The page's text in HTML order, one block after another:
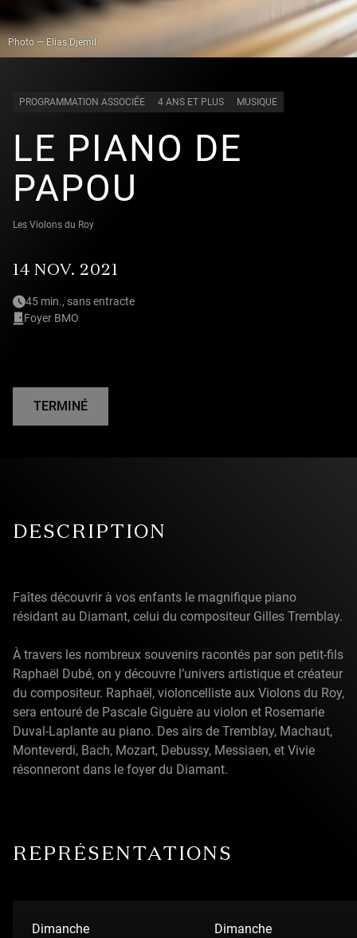
Photo — Elias Djemil
PROGRAMMATION ASSOCIÉE 4 ANS ET PLUS MUSIQUE
LE PIANO DE
PAPOU
Les Violons du Roy
14 NOV. 2021
45 min., sans entracte
Foyer BMO
TERMINÉ
DESCRIPTION
Faîtes découvrir à vos enfants le magnifique piano
résidant au Diamant, celui du compositeur Gilles Tremblay.
À travers les nombreux souvenirs racontés par son petit-fils
Raphaël Dubé, on y découvre l’univers artistique et créateur
du compositeur. Raphaël, violoncelliste aux Violons du Roy,
sera entouré de Pascale Giguère au violon et Rosemarie
Duval-Laplante au piano. Des airs de Tremblay, Machaut,
Monteverdi, Bach, Mozart, Debussy, Messiaen, et Vivie
résonneront dans le foyer du Diamant.
REPRÉSENTATIONS
Dimanche
Dimanche